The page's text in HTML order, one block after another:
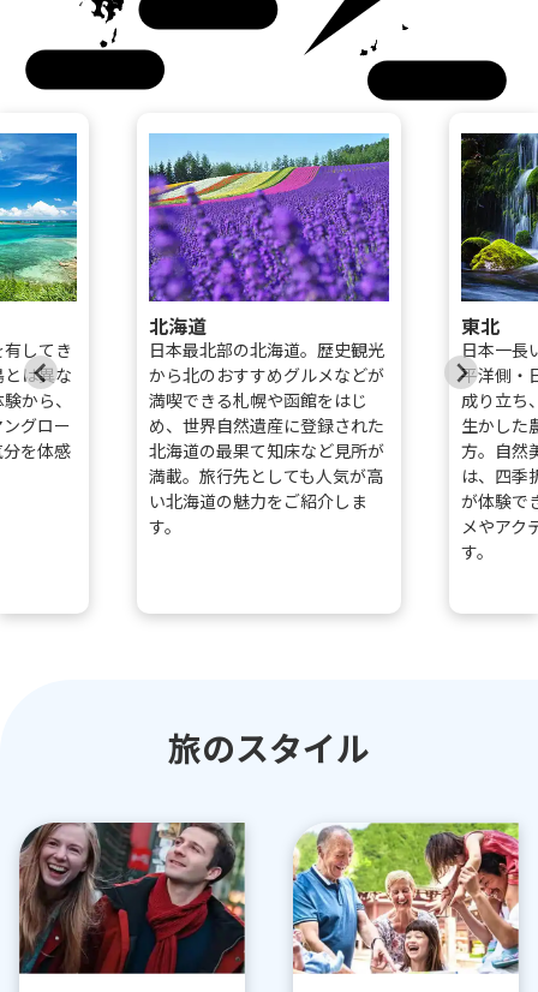
してき
は異な
から、
グロー
を体感
北海道
日本最北部の北海道。歴史観光
から北のおすすめグルメなどが
満喫できる札幌や函館をはじ
め、世界自然遺産に登録された
北海道の最果て知床など見所が
満載。旅行先としても人気が高
い北海道の魅力をご紹介しま
す。
東北
日本一長
平洋側・
成り立ち
生かした
方。自然
は、四季
が体験で
メやアク
す。
旅のスタイル